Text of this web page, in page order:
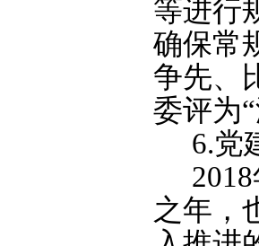
等进行
确保常
争先、
委评为
6.党
2018
之年，